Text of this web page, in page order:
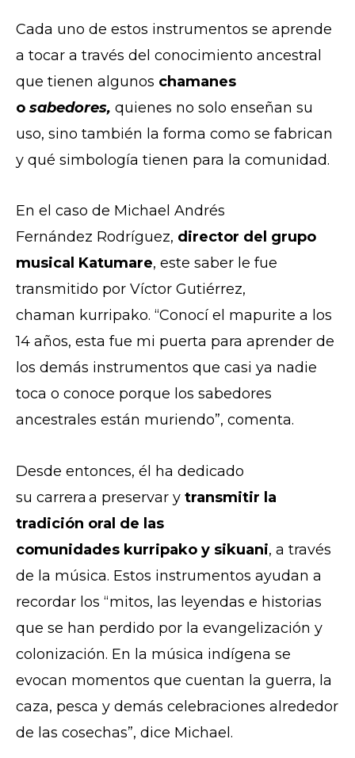
Cada uno de estos instrumentos se aprende
a tocar a través del conocimiento ancestral
que tienen algunos chamanes
o sabedores, quienes no solo enseñan su
uso, sino también la forma como se fabrican
y qué simbología tienen para la comunidad.
En el caso de Michael Andrés
Fernández Rodríguez, director del grupo
musical Katumare, este saber le fue
transmitido por Víctor Gutiérrez,
chaman kurripako. “Conocí el mapurite a los
14 años, esta fue mi puerta para aprender de
los demás instrumentos que casi ya nadie
toca o conoce porque los sabedores
ancestrales están muriendo”, comenta.
Desde entonces, él ha dedicado
su carrera a preservar y transmitir la
tradición oral de las
comunidades kurripako y sikuani, a través
de la música. Estos instrumentos ayudan a
recordar los “mitos, las leyendas e historias
que se han perdido por la evangelización y
colonización. En la música indígena se
evocan momentos que cuentan la guerra, la
caza, pesca y demás celebraciones alrededor
de las cosechas”, dice Michael.